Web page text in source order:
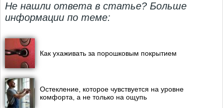
Не нашли ответа в статье? Больше
информации по теме:
Как ухаживать за порошковым покрытием
Остекление, которое чувствуется на уровне
комфорта, а не только на ощупь